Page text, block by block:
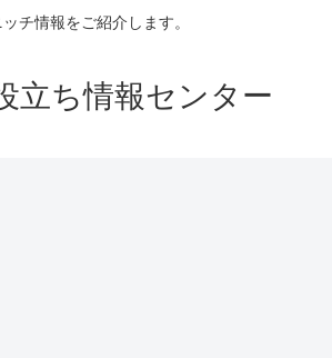
チ情報をご紹介します。
立ち情報センター